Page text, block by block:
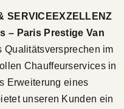
SERVICEEXZELLENZ
– Paris Prestige Van
Qualitätsversprechen im
Chauffeurservices in
Erweiterung eines
unseren Kunden ein